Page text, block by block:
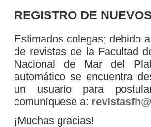
REGISTRO DE
Estimados colegas; debido
de revistas de la Facultad
Nacional de Mar del
automático se encuentra
un usuario para
comuníquese a:
¡Muchas gracias!